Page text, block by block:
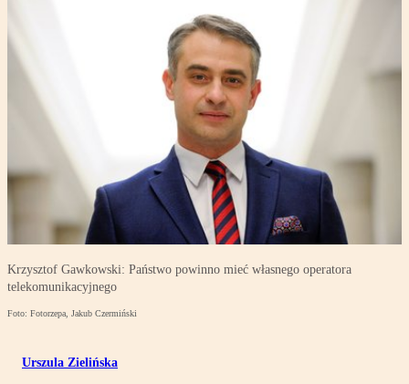
Krzysztof Gawkowski: Państwo powinno mieć własnego operatora
telekomunikacyjnego
Foto: Fotorzepa, Jakub Czermiński
Urszula Zielińska